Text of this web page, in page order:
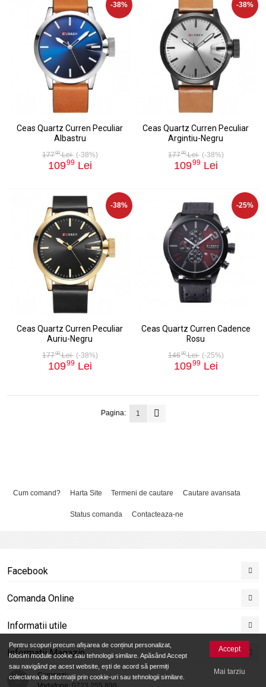
-38%
Ceas Quartz Curren Peculiar
Albastru
17700Lei (-38%)
10999 Lei
-38%
Ceas Quartz Curren Peculiar
Argintiu-Negru
17700Lei (-38%)
10999 Lei
-38%
Ceas Quartz Curren Peculiar
Auriu-Negru
17700Lei (-38%)
10999 Lei
-25%
Ceas Quartz Curren Cadence
Rosu
14600Lei (-25%)
10999 Lei
Pagina: 1
Cum comand? Harta Site Termeni de cautare Cautare avansata
Status comanda Contacteaza-ne
Facebook
Comanda Online
Informatii utile
Informatii Magazin
Comenzi:
Pentru scopuri precum afișarea de conținut personalizat,
folosim module cookie sau tehnologii similare. Apăsând Accept
sau navigând pe acest website, ești de acord să permiți
colectarea de informații prin cookie-uri sau tehnologii similare.
Accept
Mai tarziu